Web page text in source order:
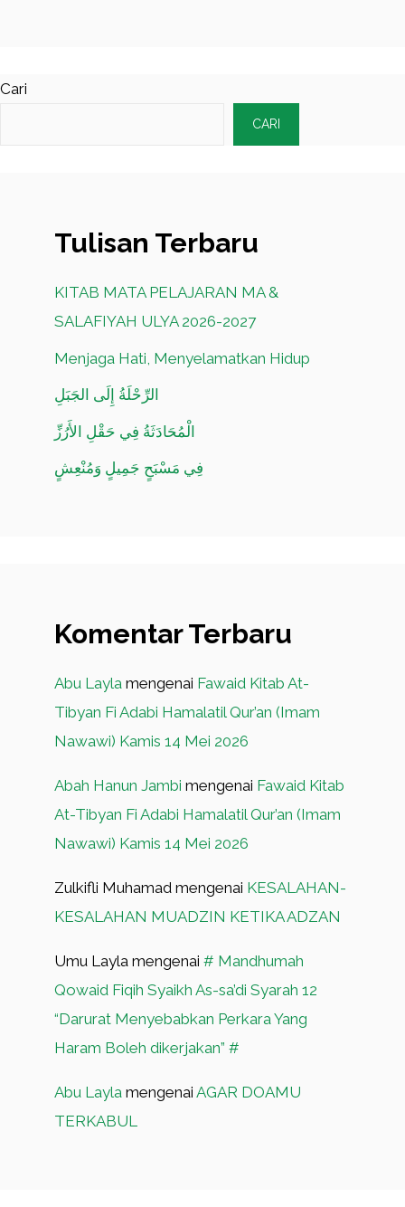
Cari
CARI
Tulisan Terbaru
KITAB MATA PELAJARAN MA &
SALAFIYAH ULYA 2026-2027
Menjaga Hati, Menyelamatkan Hidup
الرِّحْلَةُ إِلَى الجَبَلِ
الْمُحَادَثَةُ فِي حَقْلِ الأَرُزِّ
فِي مَسْبَحٍ جَمِيلٍ وَمُنْعِشٍ
Komentar Terbaru
Abu Layla mengenai Fawaid Kitab At-
Tibyan Fi Adabi Hamalatil Qur’an (Imam
Nawawi) Kamis 14 Mei 2026
Abah Hanun Jambi mengenai Fawaid Kitab
At-Tibyan Fi Adabi Hamalatil Qur’an (Imam
Nawawi) Kamis 14 Mei 2026
Zulkifli Muhamad mengenai KESALAHAN-
KESALAHAN MUADZIN KETIKA ADZAN
Umu Layla mengenai # Mandhumah
Qowaid Fiqih Syaikh As-sa’di Syarah 12
“Darurat Menyebabkan Perkara Yang
Haram Boleh dikerjakan” #
Abu Layla mengenai AGAR DOAMU
TERKABUL